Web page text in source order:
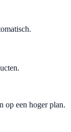
op een hoger plan.